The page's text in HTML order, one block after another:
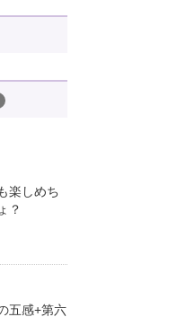
楽しめち
？
五感+第六